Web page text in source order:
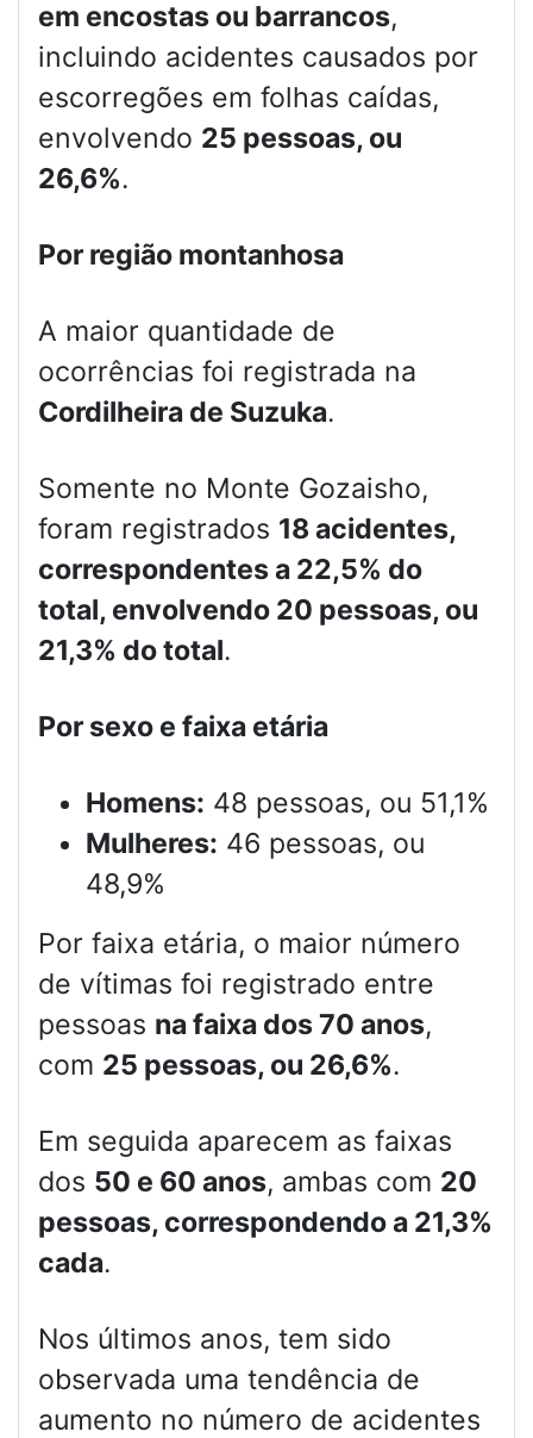
em encostas ou barrancos,
incluindo acidentes causados por
escorregões em folhas caídas,
envolvendo 25 pessoas, ou
26,6%.
Por região montanhosa
A maior quantidade de
ocorrências foi registrada na
Cordilheira de Suzuka.
Somente no Monte Gozaisho,
foram registrados 18 acidentes,
correspondentes a 22,5% do
total, envolvendo 20 pessoas, ou
21,3% do total.
Por sexo e faixa etária
Homens: 48 pessoas, ou 51,1%
Mulheres: 46 pessoas, ou
48,9%
Por faixa etária, o maior número
de vítimas foi registrado entre
pessoas na faixa dos 70 anos,
com 25 pessoas, ou 26,6%.
Em seguida aparecem as faixas
dos 50 e 60 anos, ambas com 20
pessoas, correspondendo a 21,3%
cada.
Nos últimos anos, tem sido
observada uma tendência de
aumento no número de acidentes